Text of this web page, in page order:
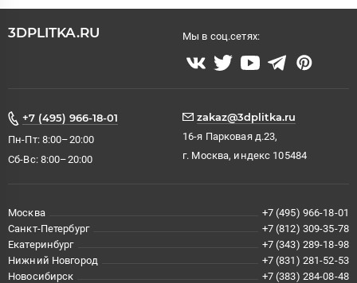
3DPLITKA.RU Мы в соц.сетях:
+7 (495) 966-18-01
Пн-Пт: 8:00–20:00
Сб-Вс: 8:00–20:00
zakaz@3dplitka.ru
16-я Парковая д.23,
г. Москва, индекс 105484
Москва
+7 (495) 966-18-01
Санкт-Петербург
+7 (812) 309-35-78
Екатеринбург
+7 (343) 289-18-98
Нижний Новгород
+7 (831) 281-52-53
Новосибирск
+7 (383) 284-08-48